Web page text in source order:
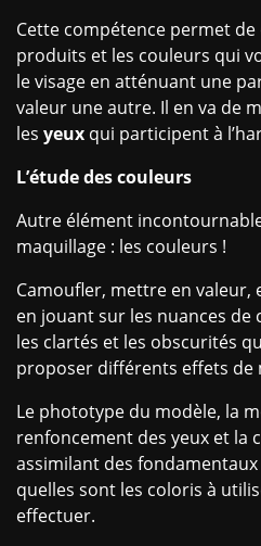
Cette compétence permet
produits et les couleurs qui
le visage en atténuant une
valeur une autre. Il en va de
les yeux qui participent à
L’étude des couleurs
Autre élément
maquillage : les couleurs !
Camoufler, mettre en valeur,
en jouant sur les nuances de
les clartés et les obscurités
proposer différents effets de
Le phototype du modèle, la
renfoncement des yeux et la
assimilant des
quelles sont les coloris à
effectuer.